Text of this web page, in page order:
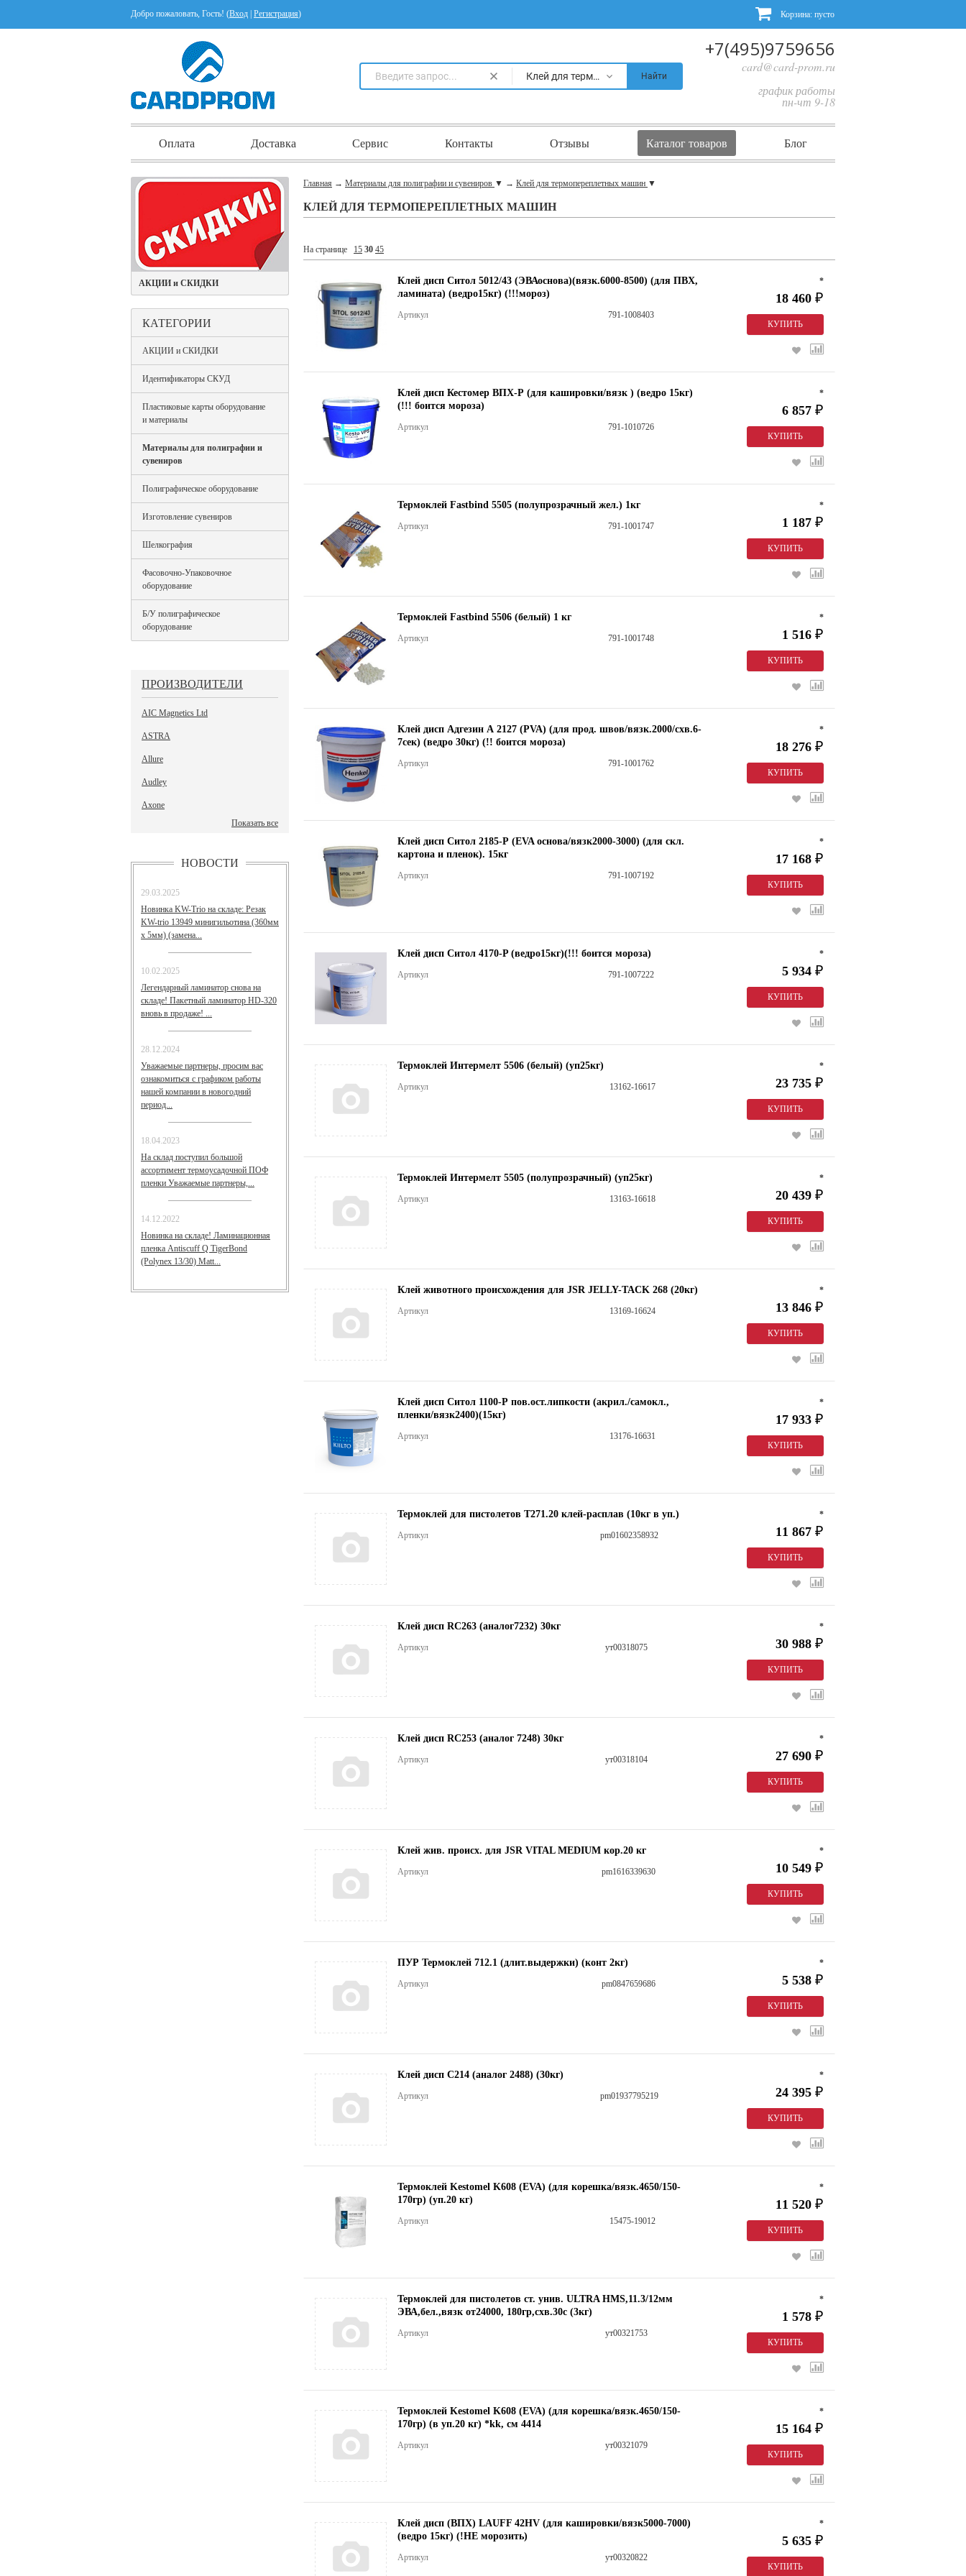
Добро пожаловать, Гость! (Вход Регистрация) Корзина: пусто
Клей для термопереплетных машин Найти
+7(495)9759656
card@card-prom.ru
график работы
пн-чт 9-18
Оплата Доставка Сервис Контакты Отзывы Каталог товаров Блог
АКЦИИ и СКИДКИ
КАТЕГОРИИ
АКЦИИ и СКИДКИ
Идентификаторы СКУД
Пластиковые карты оборудование
и материалы
Материалы для полиграфии и
сувениров
Полиграфическое оборудование
Изготовление сувениров
Шелкография
Фасовочно-Упаковочное
оборудование
Б/У полиграфическое
оборудование
ПРОИЗВОДИТЕЛИ
AIC Magnetics Ltd
ASTRA
Allure
Audley
Axone
Показать все
НОВОСТИ
29.03.2025
Новинка KW-Trio на складе: Резак
KW-trio 13949 минигильотина (360мм
х 5мм) (замена...
10.02.2025
Легендарный ламинатор снова на
складе! Пакетный ламинатор HD-320
вновь в продаже! ...
28.12.2024
Уважаемые партнеры, просим вас
ознакомиться с графиком работы
нашей компании в новогодний
период...
18.04.2023
На склад поступил большой
ассортимент термоусадочной ПОФ
пленки Уважаемые партнеры,...
14.12.2022
Новинка на складе! Ламинационная
пленка Antiscuff Q TigerBond
(Polynex 13/30) Matt...
Главная → Материалы для полиграфии и сувениров ▼ → Клей для термопереплетных машин ▼
КЛЕЙ ДЛЯ ТЕРМОПЕРЕПЛЕТНЫХ МАШИН
На странице 15 30 45
Клей дисп Ситол 5012/43 (ЭВАоснова)(вязк.6000-8500) (для ПВХ,
ламината) (ведро15кг) (!!!мороз)
Артикул 791-1008403
*
18 460 ₽
Клей дисп Кестомер ВПХ-Р (для кашировки/вязк ) (ведро 15кг)
(!!! боится мороза)
Артикул 791-1010726
*
6 857 ₽
Термоклей Fastbind 5505 (полупрозрачный жел.) 1кг
Артикул 791-1001747
*
1 187 ₽
Термоклей Fastbind 5506 (белый) 1 кг
Артикул 791-1001748
*
1 516 ₽
Клей дисп Адгезин А 2127 (PVA) (для прод. швов/вязк.2000/схв.6-
7сек) (ведро 30кг) (!! боится мороза)
Артикул 791-1001762
*
18 276 ₽
Клей дисп Ситол 2185-Р (EVA основа/вязк2000-3000) (для скл.
картона и пленок). 15кг
Артикул 791-1007192
*
17 168 ₽
Клей дисп Ситол 4170-P (ведро15кг)(!!! боится мороза)
Артикул 791-1007222
*
5 934 ₽
Термоклей Интермелт 5506 (белый) (уп25кг)
Артикул 13162-16617
*
23 735 ₽
Термоклей Интермелт 5505 (полупрозрачный) (уп25кг)
Артикул 13163-16618
*
20 439 ₽
Клей животного происхождения для JSR JELLY-TACK 268 (20кг)
Артикул 13169-16624
*
13 846 ₽
Клей дисп Ситол 1100-Р пов.ост.липкости (акрил./самокл.,
пленки/вязк2400)(15кг)
Артикул 13176-16631
*
17 933 ₽
Термоклей для пистолетов Т271.20 клей-расплав (10кг в уп.)
Артикул pm01602358932
*
11 867 ₽
Клей дисп RC263 (аналог7232) 30кг
Артикул ут00318075
*
30 988 ₽
Клей дисп RC253 (аналог 7248) 30кг
Артикул ут00318104
*
27 690 ₽
Клей жив. происх. для JSR VITAL MEDIUM кор.20 кг
Артикул pm1616339630
*
10 549 ₽
ПУР Термоклей 712.1 (длит.выдержки) (конт 2кг)
Артикул pm0847659686
*
5 538 ₽
Клей дисп С214 (аналог 2488) (30кг)
Артикул pm01937795219
*
24 395 ₽
Термоклей Kestomel K608 (EVA) (для корешка/вязк.4650/150-
170гр) (уп.20 кг)
Артикул 15475-19012
*
11 520 ₽
Термоклей для пистолетов ст. унив. ULTRA HMS,11.3/12мм
ЭВА,бел.,вязк от24000, 180гр,схв.30с (3кг)
Артикул ут00321753
*
1 578 ₽
Термоклей Kestomel K608 (EVA) (для корешка/вязк.4650/150-
170гр) (в уп.20 кг) *kk, см 4414
Артикул ут00321079
*
15 164 ₽
Клей дисп (ВПХ) LAUFF 42HV (для кашировки/вязк5000-7000)
(ведро 15кг) (!НЕ морозить)
Артикул ут00320822
*
5 635 ₽